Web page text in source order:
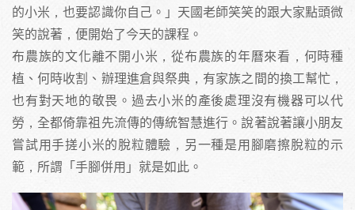
的小米，也要認識你自己。」天國老師笑笑的跟大家點頭微
笑的說著，便開始了今天的課程。
布農族的文化離不開小米，從布農族的年曆來看，何時種
植、何時收割、辦理進倉與祭典，有家族之間的換工幫忙，
也有對天地的敬畏。過去小米的產後處理沒有機器可以代
勞，全都倚靠祖先流傳的傳統智慧進行。說著說著讓小朋友
嘗試用手搓小米的脫粒體驗，另一種是用腳磨擦脫粒的示
範，所謂「手腳併用」就是如此。